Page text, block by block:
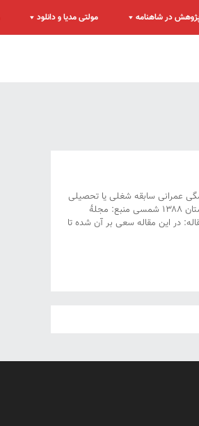
در شاهنامه مولتی مدیا و دانلود
عمرانی سابقه شغلی یا تحصیلی
نویسنده: استادیار زبان و ادبیات فارسی دانشگاه پیام نور نیشابور تاریخ نگارش: زمستان ۱۳۸۸ شمسی منبع: مجلۀ
ادبی، شمارۀ صدو شصت و هست، بهار ۱۳۸۹ چکیده مقاله: در این مقاله سعی بر آن شده تا